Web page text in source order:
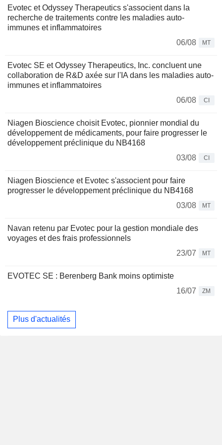
Evotec et Odyssey Therapeutics s'associent dans la
recherche de traitements contre les maladies auto-
immunes et inflammatoires
06/08
MT
Evotec SE et Odyssey Therapeutics, Inc. concluent une
collaboration de R&D axée sur l'IA dans les maladies auto-
immunes et inflammatoires
06/08
CI
Niagen Bioscience choisit Evotec, pionnier mondial du
développement de médicaments, pour faire progresser le
développement préclinique du NB4168
03/08
CI
Niagen Bioscience et Evotec s'associent pour faire
progresser le développement préclinique du NB4168
03/08
MT
Navan retenu par Evotec pour la gestion mondiale des
voyages et des frais professionnels
23/07
MT
EVOTEC SE : Berenberg Bank moins optimiste
16/07
ZM
Plus d'actualités